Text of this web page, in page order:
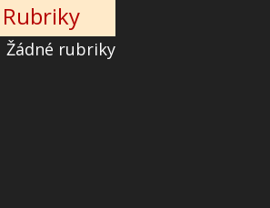
Rubriky
Žádné rubriky